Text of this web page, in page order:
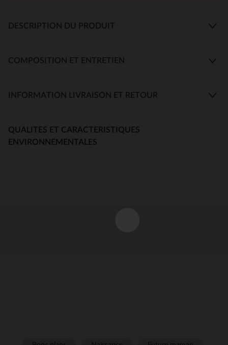
DESCRIPTION DU PRODUIT
COMPOSITION ET ENTRETIEN
INFORMATION LIVRAISON ET RETOUR
QUALITES ET CARACTERISTIQUES
ENVIRONNEMENTALES